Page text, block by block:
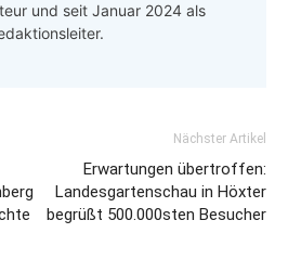
und seit Januar 2024 als
Nächster Artikel
Erwartungen übertroffen:
Landesgartenschau in Höxter
begrüßt 500.000sten Besucher